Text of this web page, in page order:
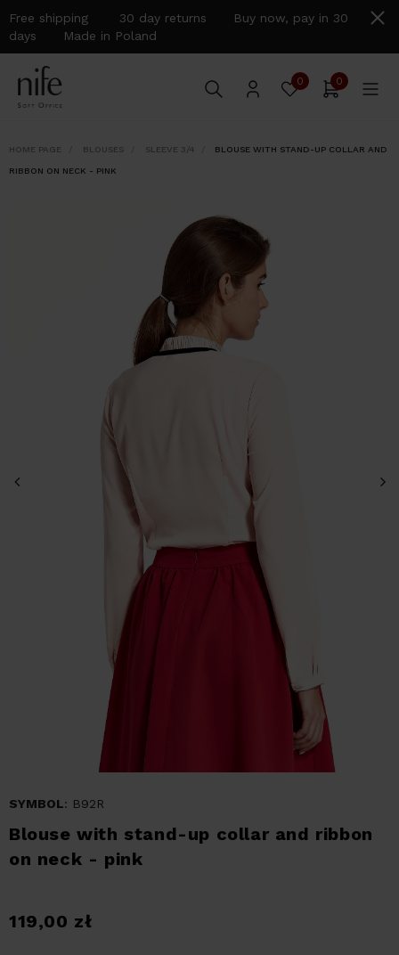
Free shipping 30 day returns Buy now, pay in 30
days Made in Poland
0 0
HOME PAGE BLOUSES SLEEVE 3/4 BLOUSE WITH STAND-UP COLLAR AND
RIBBON ON NECK - PINK
SYMBOL: B92R
Blouse with stand-up collar and ribbon
on neck - pink
119,00 zł